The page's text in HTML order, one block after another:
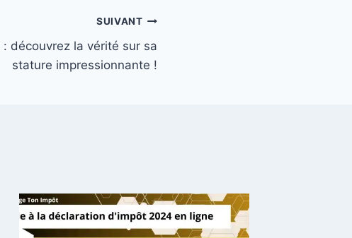
SUIVANT
: découvrez la vérité sur sa
stature impressionnante !